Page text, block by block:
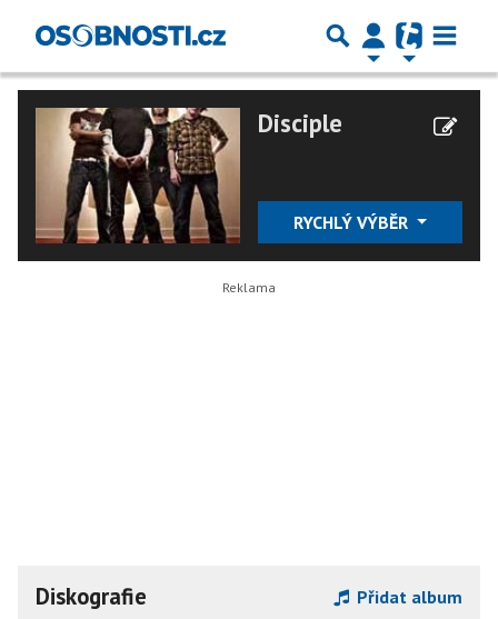
Disciple
RYCHLÝ VÝBĚR
Diskografie Přidat album